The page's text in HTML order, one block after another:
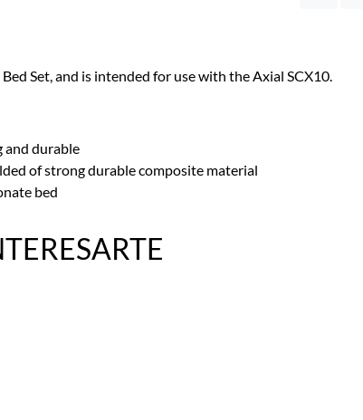
Set, and is intended for use with the Axial SCX10.
and durable
of strong durable composite material
bed